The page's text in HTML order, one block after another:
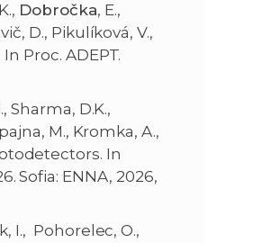
Dobročka, E.,
D., Pikulíková, V.,
Proc. ADEPT.
Sharma, D.K.,
M., Kromka, A.,
In
Sofia: ENNA, 2026,
I., Pohorelec, O.,